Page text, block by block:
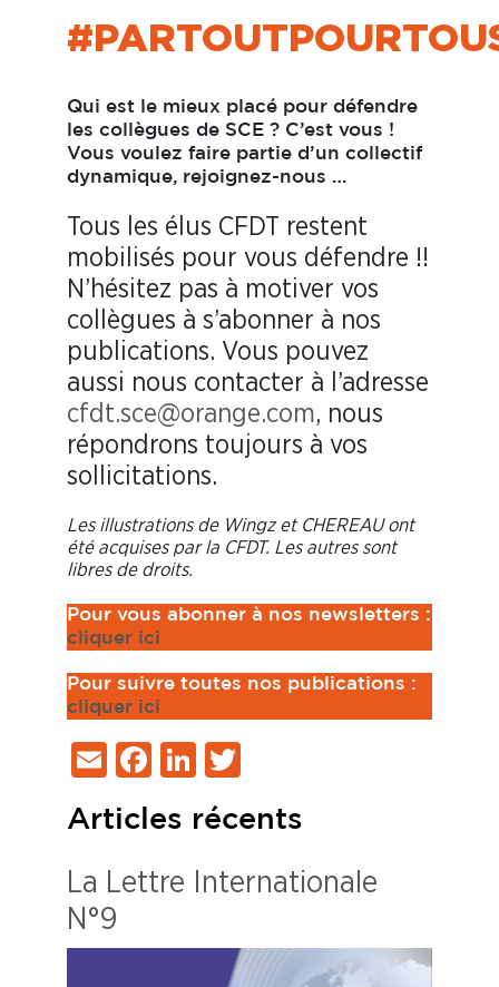
Qui est le mieux placé pour défendre
les collègues de SCE ? C’est vous !
Vous voulez faire partie d’un collectif
dynamique, rejoignez-nous …
Tous les élus CFDT restent
mobilisés pour vous défendre !!
N’hésitez pas à motiver vos
collègues à s’abonner à nos
publications. Vous pouvez
aussi nous contacter à l’adresse
cfdt.sce@orange.com, nous
répondrons toujours à vos
sollicitations.
Les illustrations de Wingz et CHEREAU ont
été acquises par la CFDT. Les autres sont
libres de droits.
Pour vous abonner à nos newsletters :
cliquer ici
Pour suivre toutes nos publications :
cliquer ici
EmailFacebook
LinkedIn
Articles récents
La Lettre Internationale
N°9